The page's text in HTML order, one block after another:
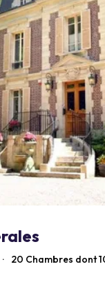
· 20 Chambres dont